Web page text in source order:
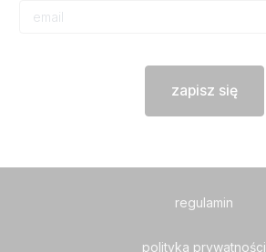
zapisz się
regulamin
polityka prywatności